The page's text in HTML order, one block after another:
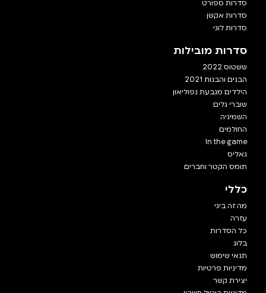
סדרות ספורט
סדרות אקשן
סדרות לוגי
סדרות מובילות
ששטוס 2022
הבנים והבנות 2021
הילדים מגבעת נפוליאון
שוברי גלים
השמיניה
החולמים
In the game
גאליס
תומס הקטר וחברים
כללי
מה זה ביגי
עזרה
כל הסדרות
בלוג
תנאי שימוש
מדיניות פרטיות
יצירת קשר